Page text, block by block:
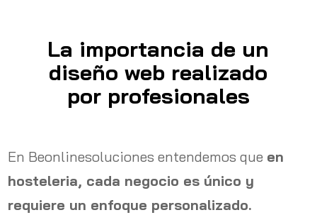
La importancia de un
diseño web realizado
por profesionales
En Beonlinesoluciones entendemos que en
hosteleria, cada negocio es único y
requiere un enfoque personalizado.